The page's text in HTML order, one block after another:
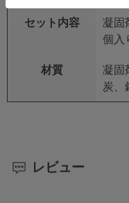
セット内容
凝固
個入
材質
凝固
炭、
レビュー